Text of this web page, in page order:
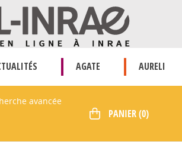
AGATE AURELI
avancée